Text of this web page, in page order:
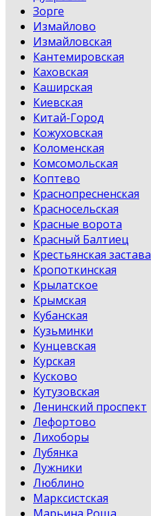
Зорге
Измайлово
Измайловская
Кантемировская
Каховская
Каширская
Киевская
Китай-Город
Кожуховская
Коломенская
Комсомольская
Коптево
Краснопресненская
Красносельская
Красные ворота
Красный Балтиец
Крестьянская застава
Кропоткинская
Крылатское
Крымская
Кубанская
Кузьминки
Кунцевская
Курская
Кусково
Кутузовская
Ленинский проспект
Лефортово
Лихоборы
Лубянка
Лужники
Люблино
Марксистская